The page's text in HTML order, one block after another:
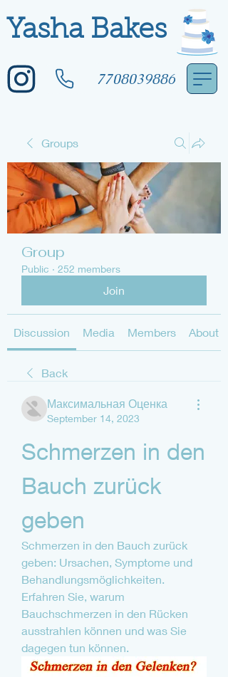
Yasha Bakes
7708039886
Groups
Group
Public · 252 members
Join
Discussion Media Members About
Back
Максимальная Оценка
September 14, 2023
Schmerzen in den
Bauch zurück
geben
Schmerzen in den Bauch zurück
geben: Ursachen, Symptome und
Behandlungsmöglichkeiten.
Erfahren Sie, warum
Bauchschmerzen in den Rücken
ausstrahlen können und was Sie
dagegen tun können.